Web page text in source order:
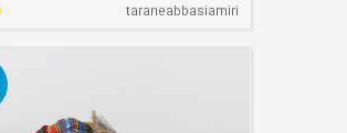
taraneabbasiamiri